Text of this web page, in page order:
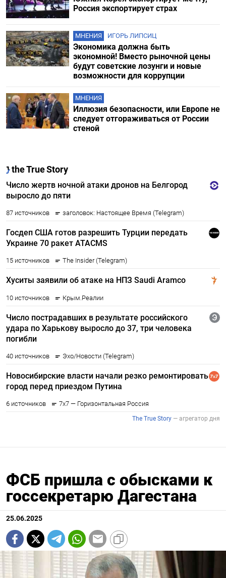
Россия экспортирует страх
МНЕНИЯ ИГОРЬ ЛИПСИЦ
Экономика должна быть
экономной! Вместо рыночной цены
будут советские лозунги и новые
возможности для коррупции
МНЕНИЯ
Иллюзия безопасности, или Европе не
следует отгораживаться от России
стеной
ФСБ пришла с обысками к
госсекретарю Дагестана
25.06.2025